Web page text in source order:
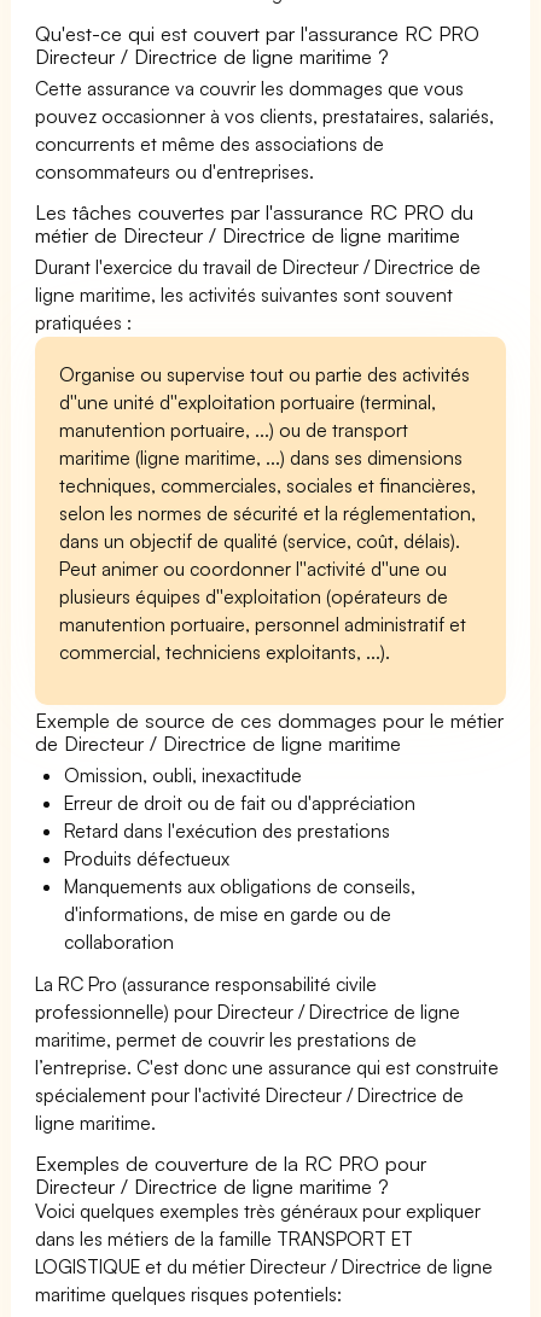
Qu'est-ce qui est couvert par l'assurance RC PRO
Directeur / Directrice de ligne maritime ?
Cette assurance va couvrir les dommages que vous
pouvez occasionner à vos clients, prestataires, salariés,
concurrents et même des associations de
consommateurs ou d'entreprises.
Les tâches couvertes par l'assurance RC PRO du
métier de Directeur / Directrice de ligne maritime
Durant l'exercice du travail de Directeur / Directrice de
ligne maritime, les activités suivantes sont souvent
pratiquées :
Organise ou supervise tout ou partie des activités
d''une unité d''exploitation portuaire (terminal,
manutention portuaire, ...) ou de transport
maritime (ligne maritime, ...) dans ses dimensions
techniques, commerciales, sociales et financières,
selon les normes de sécurité et la réglementation,
dans un objectif de qualité (service, coût, délais).
Peut animer ou coordonner l''activité d''une ou
plusieurs équipes d''exploitation (opérateurs de
manutention portuaire, personnel administratif et
commercial, techniciens exploitants, ...).
Exemple de source de ces dommages pour le métier
de Directeur / Directrice de ligne maritime
Omission, oubli, inexactitude
Erreur de droit ou de fait ou d'appréciation
Retard dans l'exécution des prestations
Produits défectueux
Manquements aux obligations de conseils,
d'informations, de mise en garde ou de
collaboration
La RC Pro (assurance responsabilité civile
professionnelle) pour Directeur / Directrice de ligne
maritime, permet de couvrir les prestations de
l’entreprise. C'est donc une assurance qui est construite
spécialement pour l'activité Directeur / Directrice de
ligne maritime.
Exemples de couverture de la RC PRO pour
Directeur / Directrice de ligne maritime ?
Voici quelques exemples très généraux pour expliquer
dans les métiers de la famille TRANSPORT ET
LOGISTIQUE et du métier Directeur / Directrice de ligne
maritime quelques risques potentiels: